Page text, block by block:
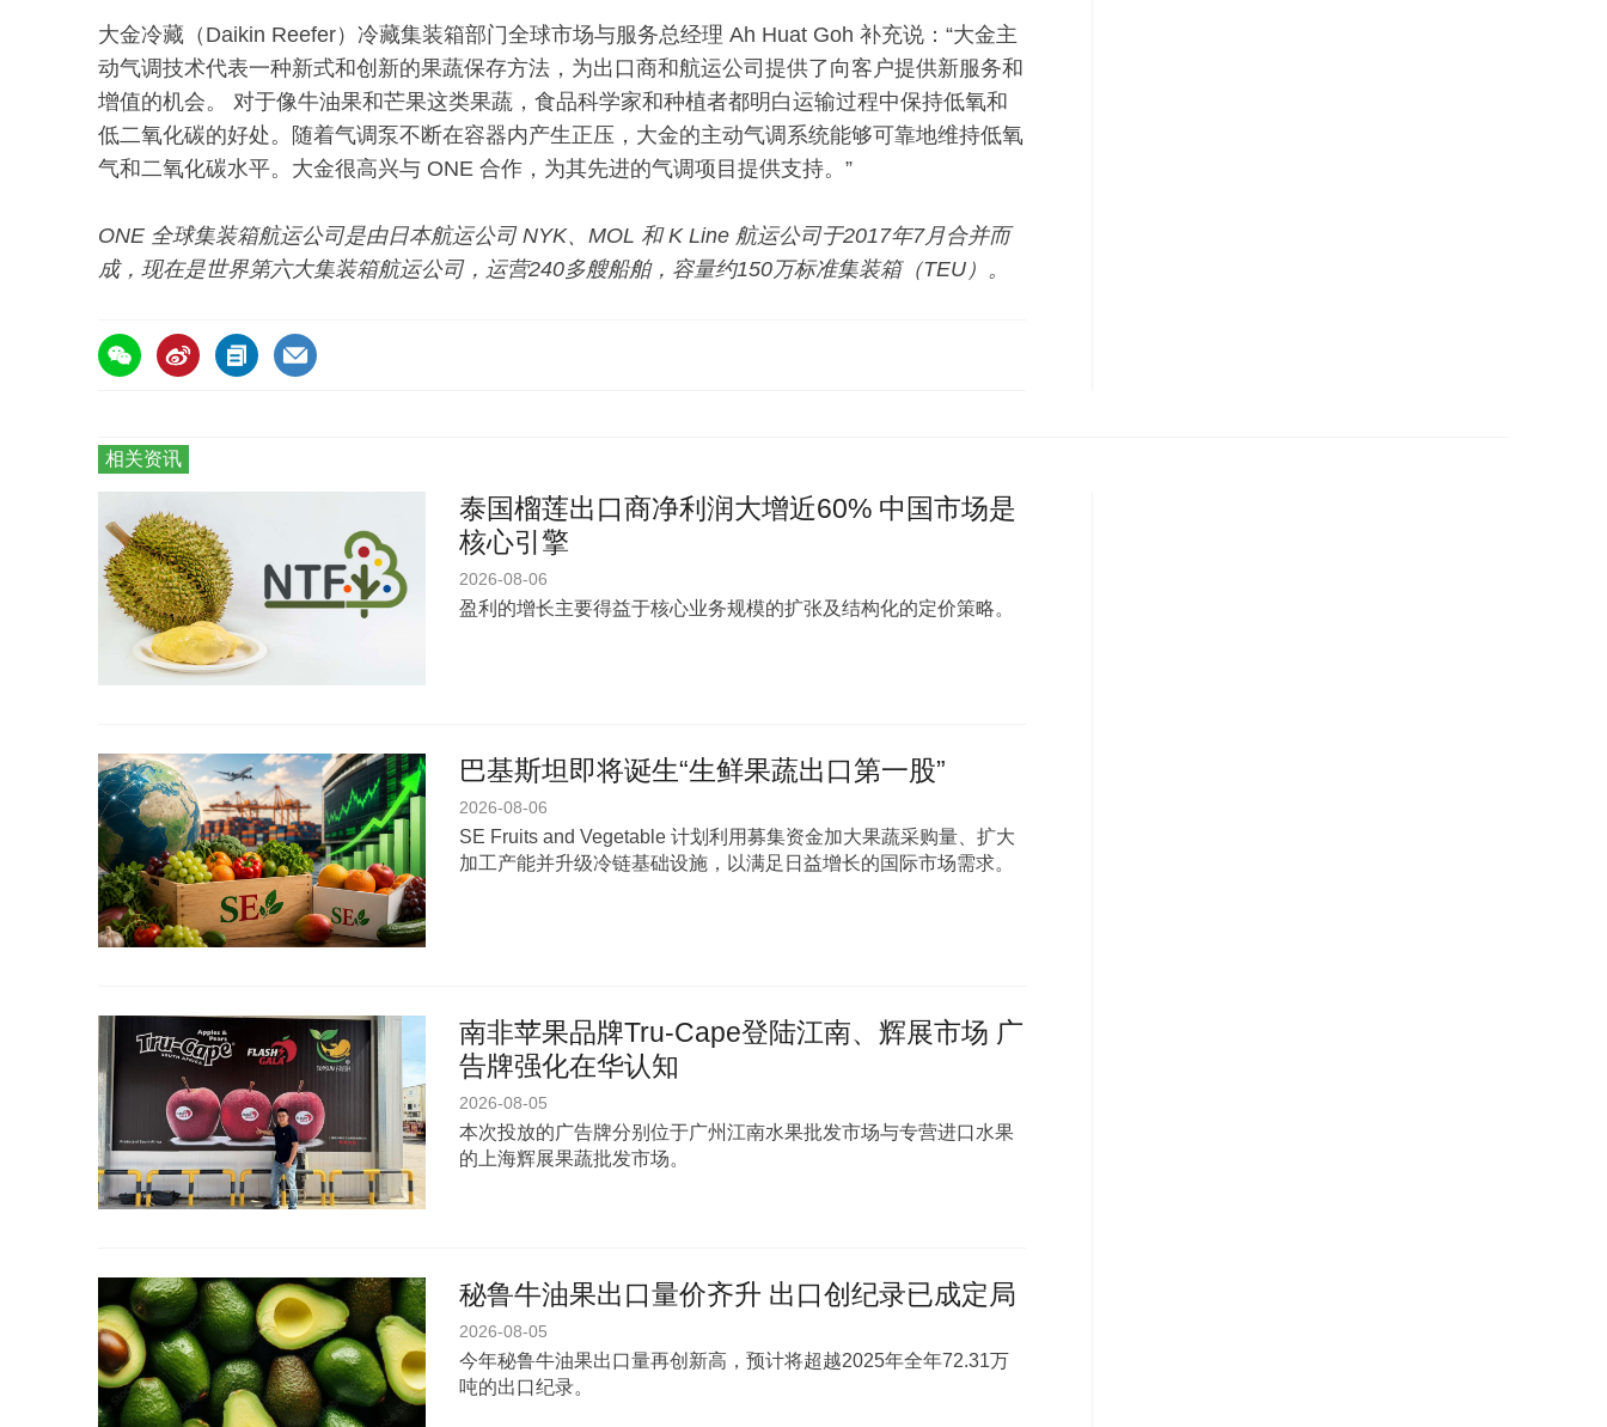
大金冷藏（Daikin Reefer）冷藏集装箱部门全球市场与服务总经理 Ah Huat Goh 补充说：“大金主
动气调技术代表一种新式和创新的果蔬保存方法，为出口商和航运公司提供了向客户提供新服务和
增值的机会。 对于像牛油果和芒果这类果蔬，食品科学家和种植者都明白运输过程中保持低氧和
低二氧化碳的好处。随着气调泵不断在容器内产生正压，大金的主动气调系统能够可靠地维持低氧
气和二氧化碳水平。大金很高兴与 ONE 合作，为其先进的气调项目提供支持。”
ONE 全球集装箱航运公司是由日本航运公司 NYK、MOL 和 K Line 航运公司于2017年7月合并而
成，现在是世界第六大集装箱航运公司，运营240多艘船舶，容量约150万标准集装箱（TEU）。
相关资讯
泰国榴莲出口商净利润大增近60% 中国市场是
核心引擎
2026-08-06
盈利的增长主要得益于核心业务规模的扩张及结构化的定价策略。
巴基斯坦即将诞生“生鲜果蔬出口第一股”
2026-08-06
SE Fruits and Vegetable 计划利用募集资金加大果蔬采购量、扩大
加工产能并升级冷链基础设施，以满足日益增长的国际市场需求。
南非苹果品牌Tru-Cape登陆江南、辉展市场 广
告牌强化在华认知
2026-08-05
本次投放的广告牌分别位于广州江南水果批发市场与专营进口水果
的上海辉展果蔬批发市场。
秘鲁牛油果出口量价齐升 出口创纪录已成定局
2026-08-05
今年秘鲁牛油果出口量再创新高，预计将超越2025年全年72.31万
吨的出口纪录。